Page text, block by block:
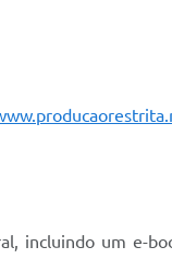
incluindo um e-